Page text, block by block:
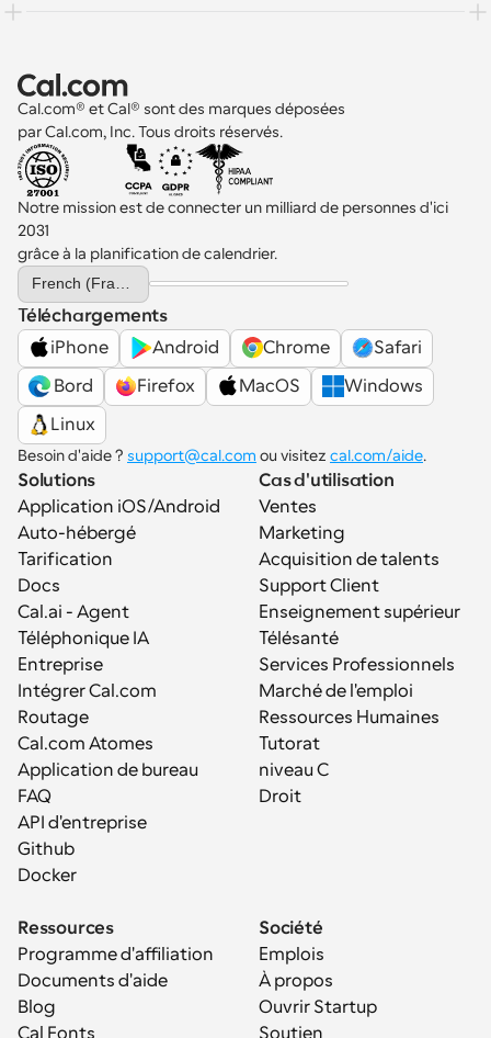
Cal.com® et Cal® sont des marques déposées
par Cal.com, Inc. Tous droits réservés.
Notre mission est de connecter un milliard de personnes d'ici
2031
grâce à la planification de calendrier.
Select Language
French (France)
Téléchargements
iPhone
Android Chrome
Safari
Bord
Firefox MacOS
Windows
Linux
Besoin d'aide ? support@cal.com ou visitez cal.com/aide.
Solutions
Application iOS/Android
Auto-hébergé
Tarification
Docs
Cal.ai - Agent
Téléphonique IA
Entreprise
Intégrer Cal.com
Routage
Cal.com Atomes
Application de bureau
FAQ
API d'entreprise
Github
Docker
Cas d'utilisation
Ventes
Marketing
Acquisition de talents
Support Client
Enseignement supérieur
Télésanté
Services Professionnels
Marché de l'emploi
Ressources Humaines
Tutorat
niveau C
Droit
Ressources
Programme d'affiliation
Documents d'aide
Blog
Cal Fonts
Société
Emplois
À propos
Ouvrir Startup
Soutien